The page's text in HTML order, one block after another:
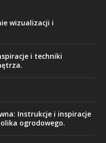
wizualizacji i
i techniki
Instrukcje i inspiracje
ogrodowego.